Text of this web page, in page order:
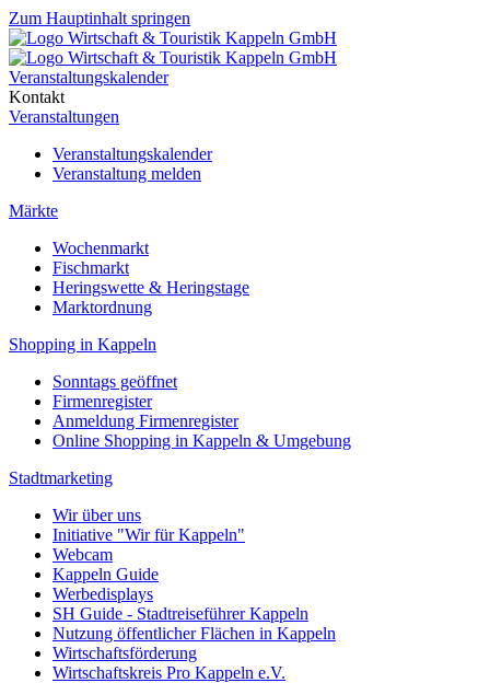
Zum Hauptinhalt springen
Veranstaltungskalender
Kontakt
Veranstaltungen
Veranstaltungskalender
Veranstaltung melden
Märkte
Wochenmarkt
Fischmarkt
Heringswette & Heringstage
Marktordnung
Shopping in Kappeln
Sonntags geöffnet
Firmenregister
Anmeldung Firmenregister
Online Shopping in Kappeln & Umgebung
Stadtmarketing
Wir über uns
Initiative "Wir für Kappeln"
Webcam
Kappeln Guide
Werbedisplays
SH Guide - Stadtreiseführer Kappeln
Nutzung öffentlicher Flächen in Kappeln
Wirtschaftsförderung
Wirtschaftskreis Pro Kappeln e.V.